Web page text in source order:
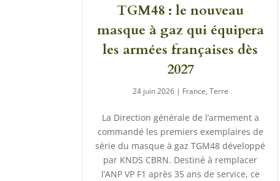
TGM48 : le nouveau
masque à gaz qui équipera
les armées françaises dès
2027
24 juin 2026| France, Terre
La Direction générale de l’armement a
commandé les premiers exemplaires de
série du masque à gaz TGM48 développé
par KNDS CBRN. Destiné à remplacer
l’ANP VP F1 après 35 ans de service, ce